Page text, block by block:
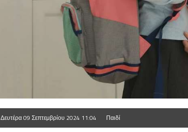
Δευτέρα 09 Σεπτεμβρίου 2024 11:04 Παιδί